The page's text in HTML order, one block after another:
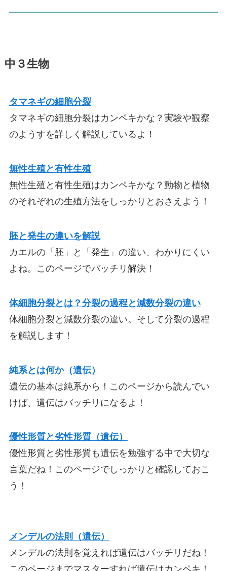
中３生物
タマネギの細胞分裂
タマネギの細胞分裂はカンペキかな？実験や観察
のようすを詳しく解説しているよ！
無性生殖と有性生殖
無性生殖と有性生殖はカンペキかな？動物と植物
のそれぞれの生殖方法をしっかりとおさえよう！
胚と発生の違いを解説
カエルの「胚」と「発生」の違い、わかりにくい
よね。このページでバッチリ解決！
体細胞分裂とは？分裂の過程と減数分裂の違い
体細胞分裂と減数分裂の違い。そして分裂の過程
を解説します！
純系とは何か（遺伝）
遺伝の基本は純系から！このページから読んでい
けば、遺伝はバッチリになるよ！
優性形質と劣性形質（遺伝）
優性形質と劣性形質も遺伝を勉強する中で大切な
言葉だね！このページでしっかりと確認しておこ
う！
メンデルの法則（遺伝）
メンデルの法則を覚えれば遺伝はバッチリだね！